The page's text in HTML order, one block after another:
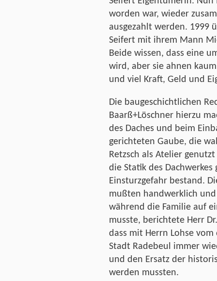
worden war, wieder
ausgezahlt werden. 1999
Seifert mit ihrem Mann
Beide wissen, dass eine
wird, aber sie ahnen
und viel Kraft, Geld und
Die baugeschichtlichen
Baarß+Löschner hierzu
des Daches und beim
gerichteten Gaube, die
Retzsch als Atelier
die Statik des
Einsturzgefahr bestand.
mußten handwerklich
während die Familie auf
musste, berichtete Herr
dass mit Herrn Lohse
Stadt Radebeul immer
und den Ersatz der
werden mussten.